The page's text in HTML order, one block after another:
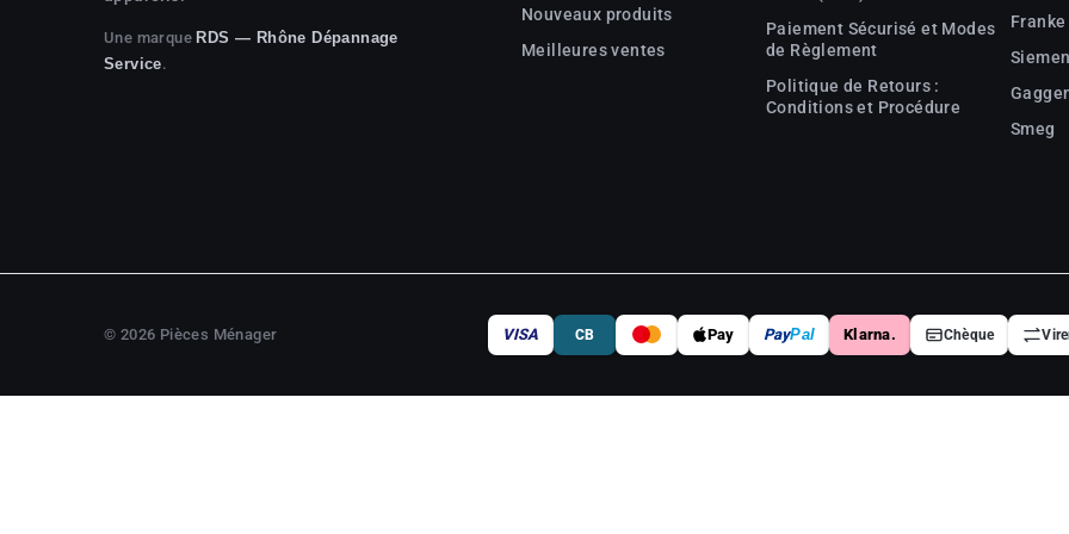
Une marqueRDS — Rhône Dépannage
Service.
Nouveaux produits
Meilleures ventes
Paiement Sécurisé et Modes
de Règlement
Politique de Retours :
Conditions et Procédure
Franke
Smeg
© 2026 Pièces Ménager VISA CB Pay PayPal Klarna. Chèque